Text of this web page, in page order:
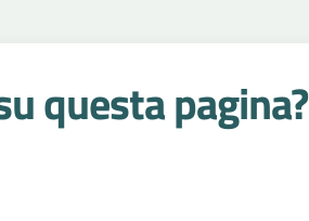
questa pagina?